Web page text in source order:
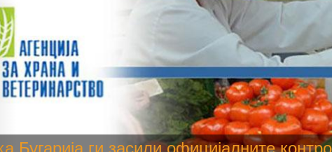
температури ризик од труење со храна,